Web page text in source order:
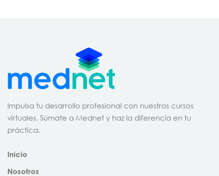
Impulsa tu desarrollo profesional con nuestros cursos
virtuales. Súmate a Mednet y haz la diferencia en tu
práctica.
Inicio
Nosotros